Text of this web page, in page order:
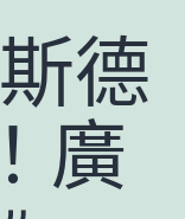
德
廣